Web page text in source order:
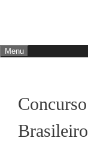
Menu